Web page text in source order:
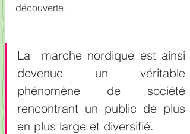
découverte.
La  marche nordique est ainsi
devenue un véritable
phénomène de société
rencontrant un public de plus
en plus large et diversifié.